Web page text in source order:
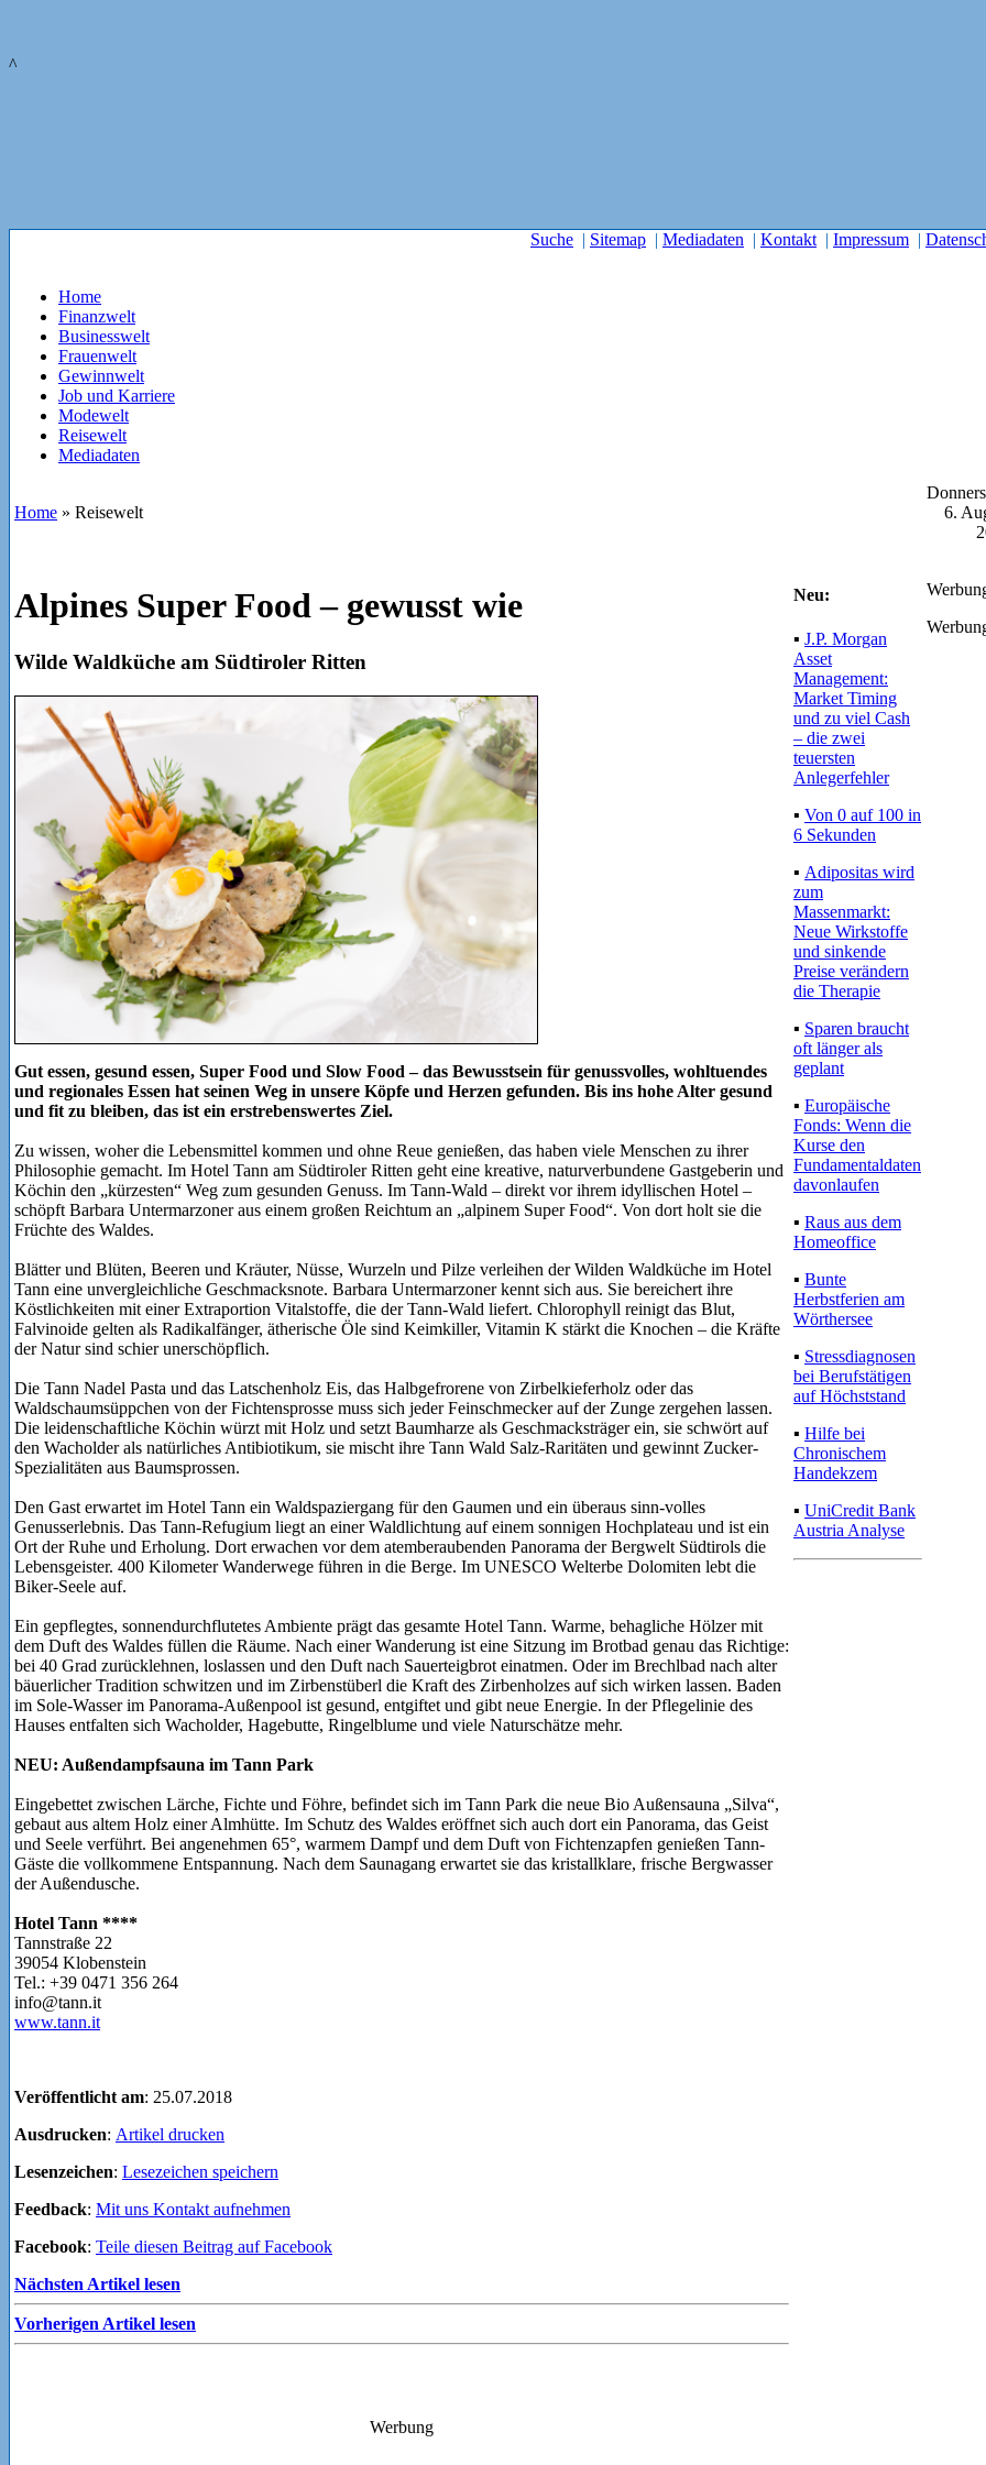
^
Suche | Sitemap | Mediadaten | Kontakt | Impressum |
Home
Finanzwelt
Businesswelt
Frauenwelt
Gewinnwelt
Job und Karriere
Modewelt
Reisewelt
Mediadaten
Home » Reisewelt
6.
Alpines Super Food – gewusst wie
Wilde Waldküche am Südtiroler Ritten
Gut essen, gesund essen, Super Food und Slow Food – das Bewusstsein für genussvolles, wohltuendes
und regionales Essen hat seinen Weg in unsere Köpfe und Herzen gefunden. Bis ins hohe Alter gesund
und fit zu bleiben, das ist ein erstrebenswertes Ziel.
Zu wissen, woher die Lebensmittel kommen und ohne Reue genießen, das haben viele Menschen zu ihrer
Philosophie gemacht. Im Hotel Tann am Südtiroler Ritten geht eine kreative, naturverbundene Gastgeberin und
Köchin den „kürzesten“ Weg zum gesunden Genuss. Im Tann-Wald – direkt vor ihrem idyllischen Hotel –
schöpft Barbara Untermarzoner aus einem großen Reichtum an „alpinem Super Food“. Von dort holt sie die
Früchte des Waldes.
Blätter und Blüten, Beeren und Kräuter, Nüsse, Wurzeln und Pilze verleihen der Wilden Waldküche im Hotel
Tann eine unvergleichliche Geschmacksnote. Barbara Untermarzoner kennt sich aus. Sie bereichert ihre
Köstlichkeiten mit einer Extraportion Vitalstoffe, die der Tann-Wald liefert. Chlorophyll reinigt das Blut,
Falvinoide gelten als Radikalfänger, ätherische Öle sind Keimkiller, Vitamin K stärkt die Knochen – die Kräfte
der Natur sind schier unerschöpflich.
Die Tann Nadel Pasta und das Latschenholz Eis, das Halbgefrorene von Zirbelkieferholz oder das
Waldschaumsüppchen von der Fichtensprosse muss sich jeder Feinschmecker auf der Zunge zergehen lassen.
Die leidenschaftliche Köchin würzt mit Holz und setzt Baumharze als Geschmacksträger ein, sie schwört auf
den Wacholder als natürliches Antibiotikum, sie mischt ihre Tann Wald Salz-Raritäten und gewinnt Zucker-
Spezialitäten aus Baumsprossen.
Den Gast erwartet im Hotel Tann ein Waldspaziergang für den Gaumen und ein überaus sinn-volles
Genusserlebnis. Das Tann-Refugium liegt an einer Waldlichtung auf einem sonnigen Hochplateau und ist ein
Ort der Ruhe und Erholung. Dort erwachen vor dem atemberaubenden Panorama der Bergwelt Südtirols die
Lebensgeister. 400 Kilometer Wanderwege führen in die Berge. Im UNESCO Welterbe Dolomiten lebt die
Biker-Seele auf.
Ein gepflegtes, sonnendurchflutetes Ambiente prägt das gesamte Hotel Tann. Warme, behagliche Hölzer mit
dem Duft des Waldes füllen die Räume. Nach einer Wanderung ist eine Sitzung im Brotbad genau das Richtige:
bei 40 Grad zurücklehnen, loslassen und den Duft nach Sauerteigbrot einatmen. Oder im Brechlbad nach alter
bäuerlicher Tradition schwitzen und im Zirbenstüberl die Kraft des Zirbenholzes auf sich wirken lassen. Baden
im Sole-Wasser im Panorama-Außenpool ist gesund, entgiftet und gibt neue Energie. In der Pflegelinie des
Hauses entfalten sich Wacholder, Hagebutte, Ringelblume und viele Naturschätze mehr.
NEU: Außendampfsauna im Tann Park
Eingebettet zwischen Lärche, Fichte und Föhre, befindet sich im Tann Park die neue Bio Außensauna „Silva“,
gebaut aus altem Holz einer Almhütte. Im Schutz des Waldes eröffnet sich auch dort ein Panorama, das Geist
und Seele verführt. Bei angenehmen 65°, warmem Dampf und dem Duft von Fichtenzapfen genießen Tann-
Gäste die vollkommene Entspannung. Nach dem Saunagang erwartet sie das kristallklare, frische Bergwasser
der Außendusche.
Hotel Tann ****
Tannstraße 22
39054 Klobenstein
Tel.: +39 0471 356 264
info@tann.it
www.tann.it
Veröffentlicht am: 25.07.2018
Ausdrucken: Artikel drucken
Lesenzeichen: Lesezeichen speichern
Feedback: Mit uns Kontakt aufnehmen
Facebook: Teile diesen Beitrag auf Facebook
Nächsten Artikel lesen
Vorherigen Artikel lesen
Neu:
▪J.P. Morgan
Asset
Management:
Market Timing
und zu viel Cash
– die zwei
teuersten
Anlegerfehler
▪Von 0 auf 100 in
6 Sekunden
▪ Adipositas wird
zum
Massenmarkt:
Neue Wirkstoffe
und sinkende
Preise verändern
die Therapie
▪ Sparen braucht
oft länger als
geplant
▪Europäische
Fonds: Wenn die
Kurse den
Fundamentaldaten
davonlaufen
▪Raus aus dem
Homeoffice
▪Bunte
Herbstferien am
Wörthersee
▪ Stressdiagnosen
bei Berufstätigen
auf Höchststand
▪Hilfe bei
Chronischem
Handekzem
▪UniCredit Bank
Austria Analyse
Werbung